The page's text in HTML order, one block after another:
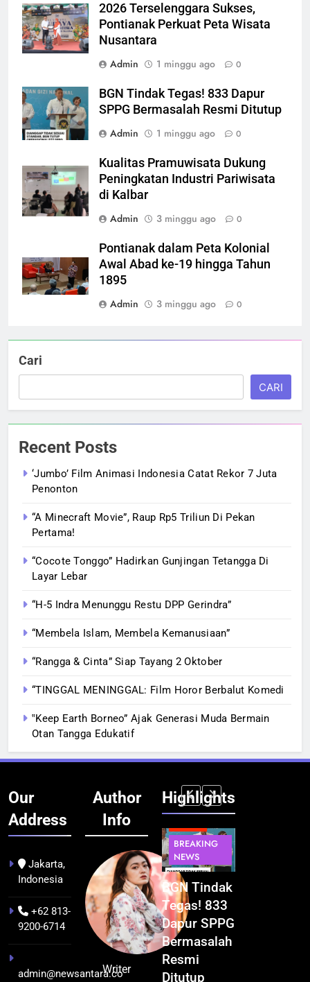
2026 Terselenggara Sukses,
Pontianak Perkuat Peta Wisata
Nusantara
Admin
1 minggu ago 0
BGN Tindak Tegas! 833 Dapur
SPPG Bermasalah Resmi Ditutup
Admin
1 minggu ago 0
Kualitas Pramuwisata Dukung
Peningkatan Industri Pariwisata
di Kalbar
Admin
3 minggu ago 0
Pontianak dalam Peta Kolonial
Awal Abad ke-19 hingga Tahun
1895
Admin
3 minggu ago 0
Cari
CARI
Recent Posts
‘Jumbo’ Film Animasi Indonesia Catat Rekor 7 Juta
Penonton
“A Minecraft Movie”, Raup Rp5 Triliun Di Pekan
Pertama!
“Cocote Tonggo” Hadirkan Gunjingan Tetangga Di
Layar Lebar
“H-5 Indra Menunggu Restu DPP Gerindra”
“Membela Islam, Membela Kemanusiaan”
“Rangga & Cinta” Siap Tayang 2 Oktober
“TINGGAL MENINGGAL: Film Horor Berbalut Komedi
‟Keep Earth Borneo” Ajak Generasi Muda Bermain
Otan Tangga Edukatif
Our
Address
Jakarta,
Indonesia
+62 813-
9200-6714
admin@newsantara.co
Author
Info
Writer
Highlights
BERITA
BUDAYA
Pontianak
dalam Peta
Kolonial
Awal Abad
hingga
BERITA
NEWS
Festival
Budaya
Khatulistiwa
2026
Terselenggara
Sukses,
BREAKING
NEWS
BGN Tindak
Tegas! 833
Dapur SPPG
Bermasalah
Resmi
Ditutup